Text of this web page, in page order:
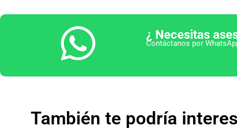
¿ Necesitas
Contáctanos por
También te podría